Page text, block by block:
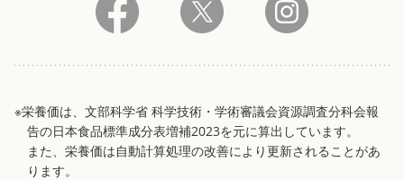
※栄養価は、文部科学省 科学技術・学術審議会資源調査分科会報
告の日本食品標準成分表増補2023を元に算出しています。
また、栄養価は自動計算処理の改善により更新されることがあ
ります。